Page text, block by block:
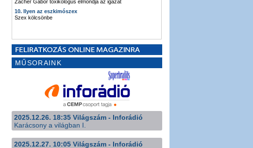
Zacher Gábor toxikológus elmondja az igazat
10. Ilyen az eszkimószex
Szex kölcsönbe
MŰSORAINK
2025.12.26. 18:35 Világszám - Inforádió
Karácsony a világban I.
2025.12.27. 10:05 Világszám - Inforádió